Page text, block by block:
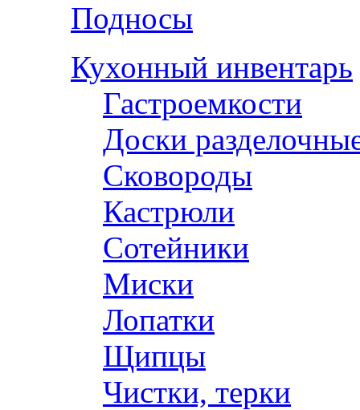
Подносы
Кухонный инвентарь
Гастроемкости
Доски
Сковороды
Кастрюли
Сотейники
Миски
Лопатки
Щипцы
Чистки, терки